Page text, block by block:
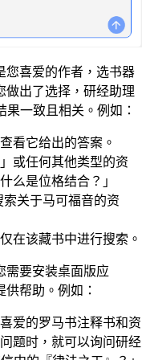
您喜爱的作者，选书器
做出了选择，研经助理
果一致且相关。例如：
看它给出的答案。
或任何其他类型的资
么是位格结合？」
索关于马可福音的资
在该藏书中进行搜索。
需要安装桌面版应
帮助。例如：
爱的罗马书注释书和资
题时，就可以询问研经